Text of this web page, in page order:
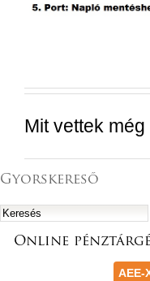
Mit vettek
Gyorskereső
Online